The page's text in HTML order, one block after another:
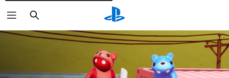
Rechercher